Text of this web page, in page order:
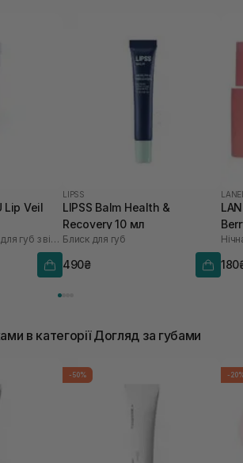
Lip Veil
Пептидна сироватка для губ з вітаміном U та волюфіліном
LIPSS
LIPSS Balm Health &
Recovery 10 мл
Блиск для губ
490₴
в категорії Догляд за губами
-50% -